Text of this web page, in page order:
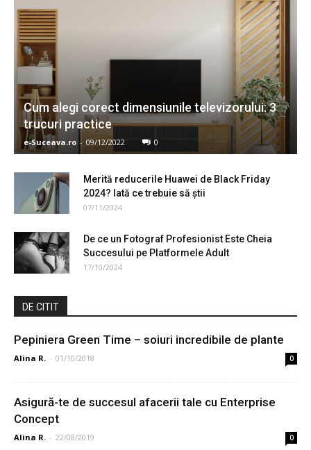
Cum alegi corect dimensiunile televizorului: 3
trucuri practice
e-Suceava.ro - 09/12/2022 0
Merită reducerile Huawei de Black Friday
2024? Iată ce trebuie să știi
07/11/2024
De ce un Fotograf Profesionist Este Cheia
Succesului pe Platformele Adult
17/10/2024
DE CITIT
Pepiniera Green Time – soiuri incredibile de plante
Alina R. - 01/10/2018 0
Asigură-te de succesul afacerii tale cu Enterprise
Concept
Alina R. - 22/08/2019 0